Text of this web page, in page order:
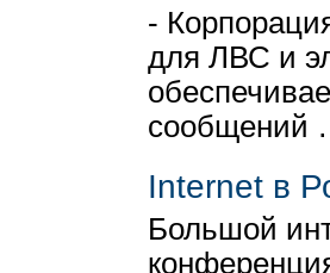
-
для ЛВС и
сообщений
Internet в
Большой